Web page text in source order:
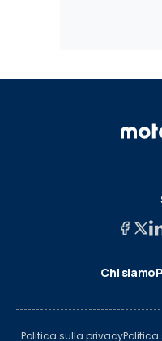
Chi siamo
Politica sulla privacyPolitica